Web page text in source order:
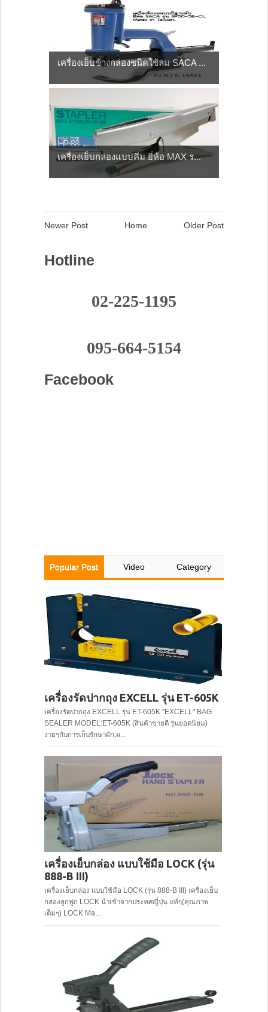
เครื่องเย็บข้างกล่องชนิดใช้ลม SACA ...
เครื่องเย็บกล่องแบบคีม ยี่ห้อ MAX ร...
Newer Post Older Post
Home
Hotline
02-225-1195
095-664-5154
Facebook
Popular Post Video Category
เครื่องรัดปากถุง EXCELL รุ่น ET-605K
เครื่องรัดปากถุง EXCELL รุ่น ET-605K "EXCELL" BAG
SEALER MODEL:ET-605K (สินค้าขายดี รุ่นยอดนิยม)
ง่ายๆกับการเก็บรักษาผัก,ผ...
เครื่องเย็บกล่อง แบบใช้มือ LOCK (รุ่น
888-B III)
เครื่องเย็บกล่อง แบบใช้มือ LOCK (รุ่น 888-B III) เครื่องเย็บ
กล่องลูกฟูก LOCK นำเข้าจากประทศญี่ปุ่น แท้ๆ(คุณภาพ
เต็มๆ) LOCK Ma...